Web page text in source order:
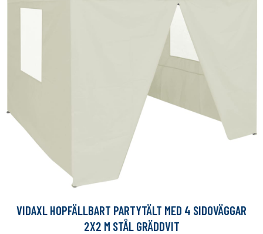
VIDAXL HOPFÄLLBART PARTYTÄLT MED 4 SIDOVÄGGAR
2X2 M STÅL GRÄDDVIT